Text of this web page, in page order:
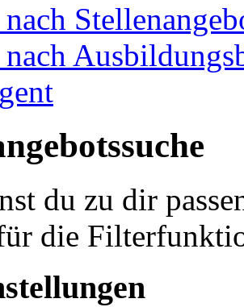
nach
nach
du zu dir
die